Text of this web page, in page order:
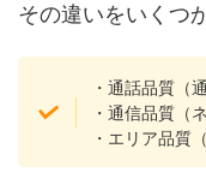
その違いをいくつ
・通話品質（
・通信品質（
・エリア品質